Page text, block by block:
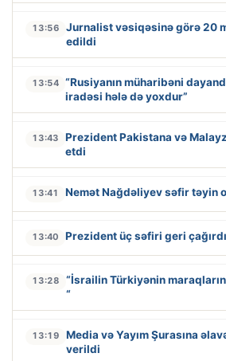
13:56
Jurnalist vəsiqəsinə görə 20
edildi
13:54 “Rusiyanın müharibəni
iradəsi hələ də yoxdur”
13:43
Prezident Pakistana və
etdi
13:41 Nemət Nağdəliyev səfir təyin
13:40 Prezident üç səfiri geri çağırdı
13:28
“İsrailin Türkiyənin
“
13:19
Media və Yayım Şurasına
verildi